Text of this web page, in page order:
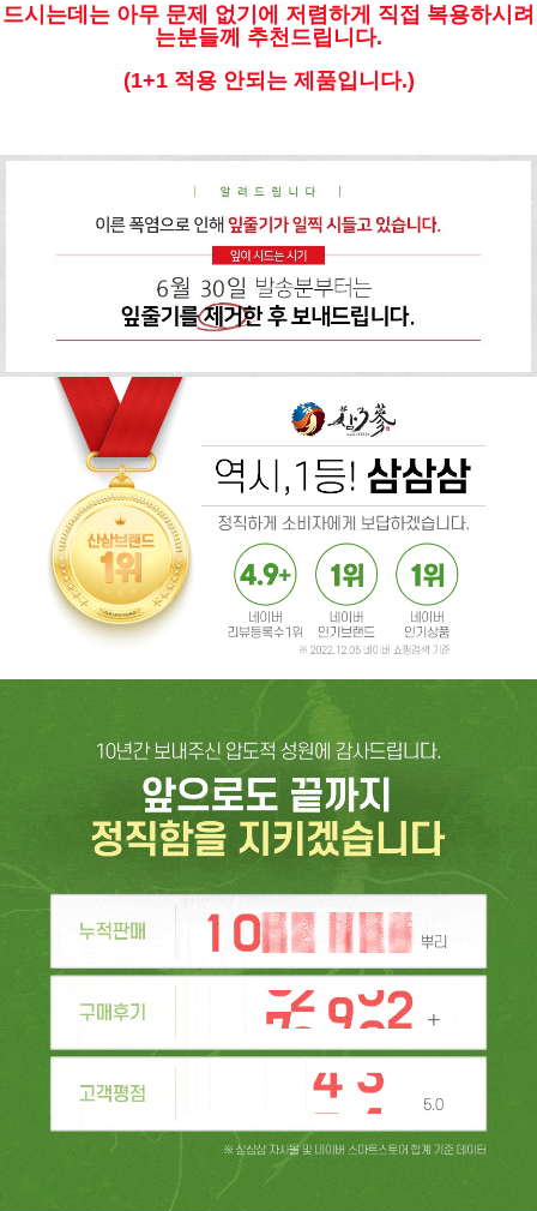
드시는데는 아무 문제 없기에 저렴하게 직접 복용하시려
는분들께 추천드립니다.
(1+1 적용 안되는 제품입니다.)